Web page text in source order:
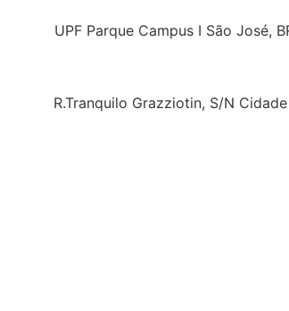
UPF Parque Campus I São José,
R.Tranquilo Grazziotin, S/N